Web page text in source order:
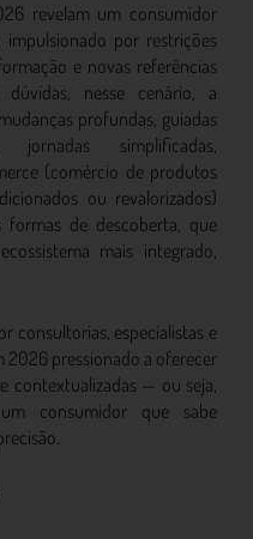
revelam um consumidor
por restrições
e novas referências
nesse cenário, a
profundas, guiadas
simplificadas,
(comércio de produtos
ou revalorizados)
de descoberta, que
mais integrado,
consultorias, especialistas e
2026 pressionado a oferecer
contextualizadas — ou seja,
consumidor que sabe